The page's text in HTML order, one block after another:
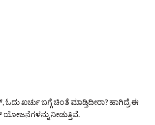
ಖರ್ಚು ಬಗ್ಗೆ ಚಿಂತೆ ಮಾಡ್ತಿದೀರಾ? ಹಾಗಿದ್ರೆ ಈ
ನೀಡುತ್ತಿವೆ.